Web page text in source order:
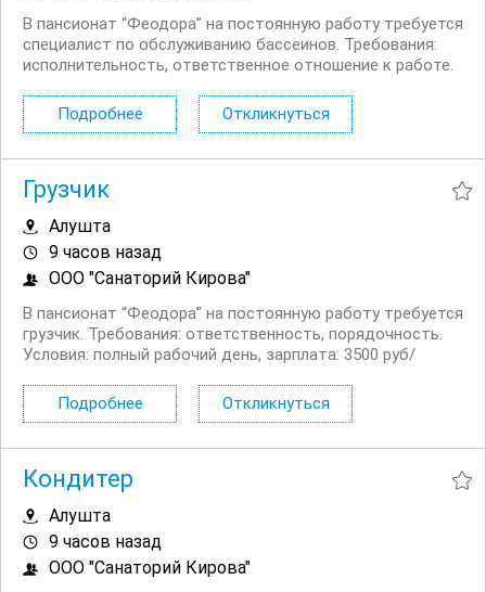
В пансионат “Феодора” на постоянную работу требуется
специалист по обслуживанию бассеинов. Требования:
исполнительность, ответственное отношение к работе.
смена. Адрес: г....
Подробнее Откликнуться
Грузчик
Алушта
9 часов назад
ООО "Санаторий Кирова"
В пансионат “Феодора” на постоянную работу требуется
грузчик. Требования: ответственность, порядочность.
Условия: полный рабочий день, зарплата: 3500 руб/
Подробнее
Откликнуться
Кондитер
Алушта
9 часов назад
ООО "Санаторий Кирова"